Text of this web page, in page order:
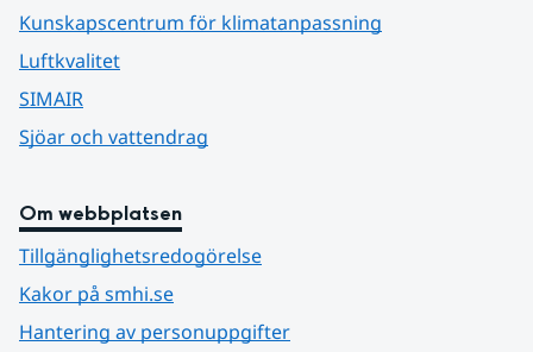
Kunskapscentrum för klimatanpassning
Luftkvalitet
SIMAIR
Sjöar och vattendrag
Om webbplatsen
Tillgänglighetsredogörelse
Kakor på smhi.se
Hantering av personuppgifter